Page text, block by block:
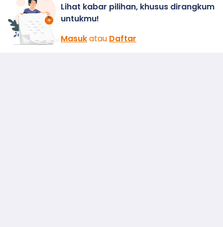
Lihat kabar pilihan, khusus dirangkum
untukmu!
Masukatau Daftar